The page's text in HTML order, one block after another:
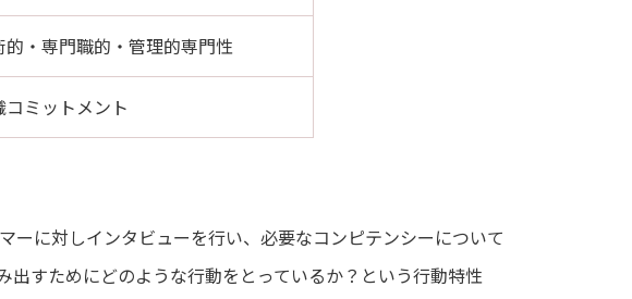
・専門職的・管理的専門性
ミットメント
に対しインタビューを行い、必要なコンピテンシーについて
すためにどのような行動をとっているか？という行動特性